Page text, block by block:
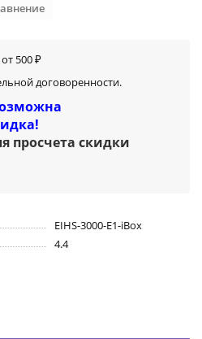
500 ₽
договоренности.
просчета скидки
EIHS-3000-E1-iBox
4.4